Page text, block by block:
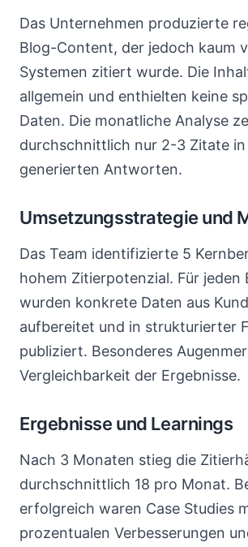
Das Unternehmen produzierte
Blog-Content, der jedoch kaum
Systemen zitiert wurde. Die
allgemein und enthielten keine
Daten. Die monatliche Analyse
durchschnittlich nur 2-3 Zitate in
generierten Antworten.
Umsetzungsstrategie und
Das Team identifizierte 5
hohem Zitierpotenzial. Für jeden
wurden konkrete Daten aus
aufbereitet und in strukturierter
publiziert. Besonderes
Vergleichbarkeit der Ergebnisse.
Ergebnisse und Learnings
Nach 3 Monaten stieg die
durchschnittlich 18 pro Monat.
erfolgreich waren Case Studies
prozentualen Verbesserungen